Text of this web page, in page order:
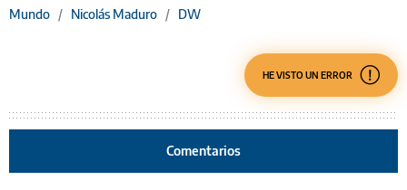
Mundo / Nicolás Maduro / DW
HE VISTO UN ERROR
Comentarios